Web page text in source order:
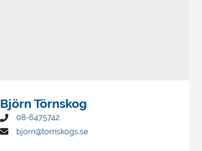
Björn Törnskog
08-6475742
bjorn@tornskogs.se